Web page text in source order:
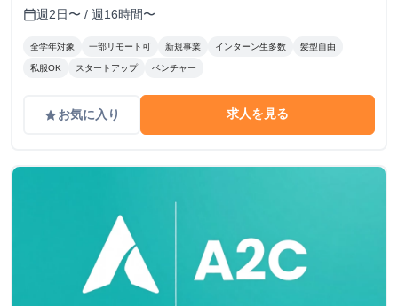
calendar_today週2日〜 / 週16時間〜
全学年対象 一部リモート可 新規事業 インターン生多数 髪型自由
私服OK スタートアップ ベンチャー
gradeお気に入り 求人を見る